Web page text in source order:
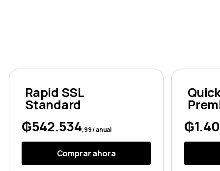
Rapid SSL
Standard
₲542.534,99 / anual
Comprar ahora